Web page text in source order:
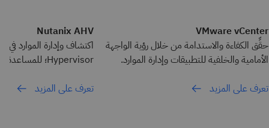
VMware vCenter
حقِّق الكفاءة والاستدامة من خلال رؤية الواجهة
الأمامية والخلفية للتطبيقات وإدارة الموارد.
تعرف على المزيد
Nutanix AHV
Hypervisor؛ للمساعدة على تعزيز الأداء
تعرف على المزيد